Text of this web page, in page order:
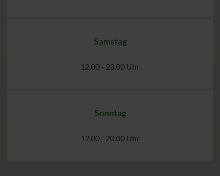
Samstag
12.00 - 23.00 Uhr
Sonntag
12.00 - 20.00 Uhr